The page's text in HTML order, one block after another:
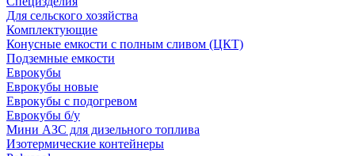
Для сельского хозяйства
Комплектующие
Конусные емкости с полным сливом (ЦКТ)
Подземные емкости
Еврокубы
Еврокубы новые
Еврокубы с подогревом
Еврокубы б/у
Мини АЗС для дизельного топлива
Изотермические контейнеры